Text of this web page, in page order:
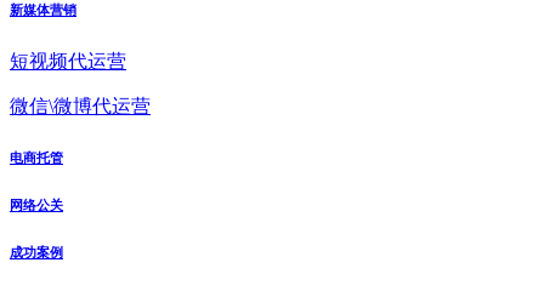
新媒体营销
短视频代运营
微信\微博代运营
电商托管
网络公关
成功案例